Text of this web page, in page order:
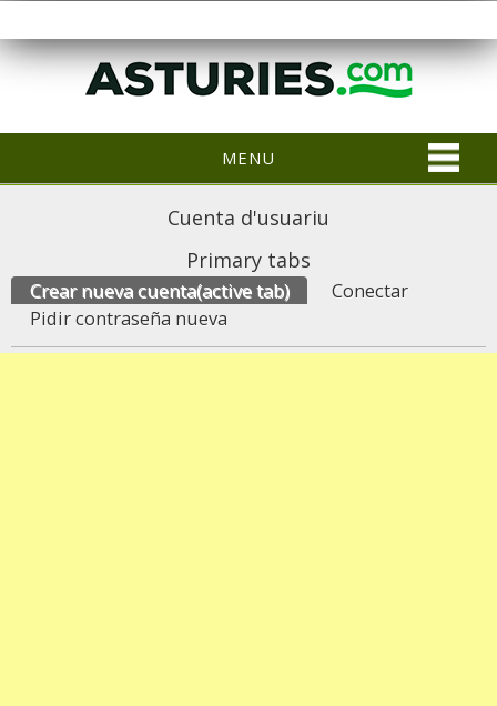
MENU
Cuenta d'usuariu
Primary tabs
Crear nueva cuenta(active tab)
Conectar
Pidir contraseña nueva